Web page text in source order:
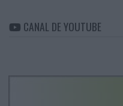
CANAL DE YOUTUBE